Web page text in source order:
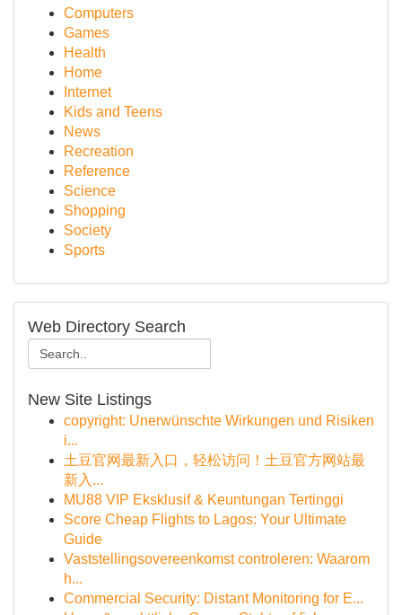
Computers
Games
Health
Home
Internet
Kids and Teens
News
Recreation
Reference
Science
Shopping
Society
Sports
Web Directory Search
New Site Listings
copyright: Unerwünschte Wirkungen und Risiken
i...
土豆官网最新入口，轻松访问！土豆官方网站最
新入...
MU88 VIP Eksklusif & Keuntungan Tertinggi
Score Cheap Flights to Lagos: Your Ultimate
Guide
Vaststellingsovereenkomst controleren: Waarom
h...
Commercial Security: Distant Monitoring for E...